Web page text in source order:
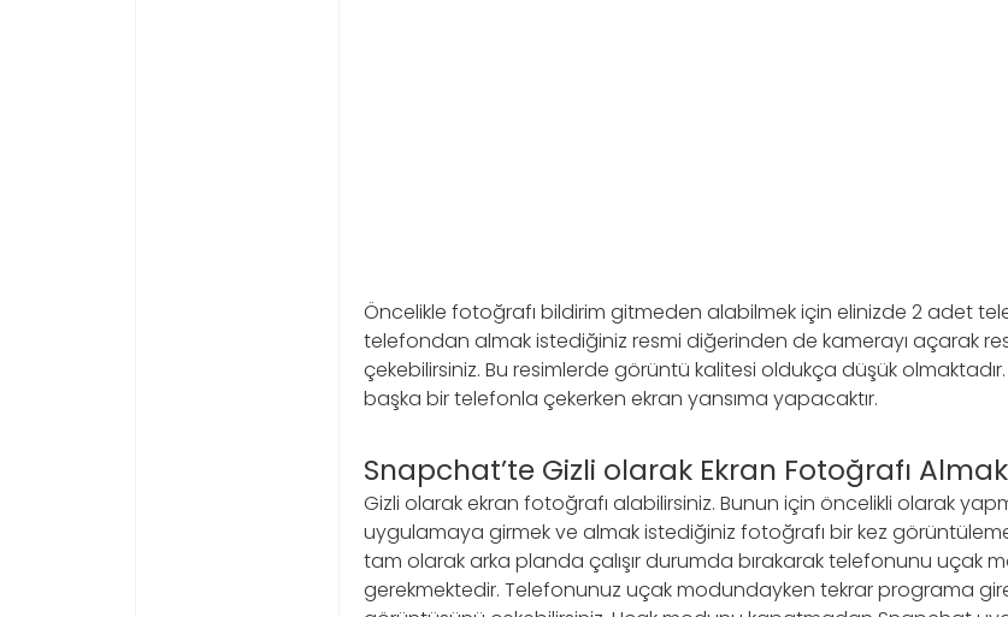
Öncelikle fotoğrafı bildirim gitmeden alabilmek için elinizde 2 adet
telefondan almak istediğiniz resmi diğerinden de kamerayı açarak
çekebilirsiniz. Bu resimlerde görüntü kalitesi oldukça düşük
başka bir telefonla çekerken ekran yansıma yapacaktır.
Snapchat’te Gizli olarak Ekran Fotoğrafı
Gizli olarak ekran fotoğrafı alabilirsiniz. Bunun için öncelikli olarak
uygulamaya girmek ve almak istediğiniz fotoğrafı bir kez
tam olarak arka planda çalışır durumda bırakarak telefonunu uçak
gerekmektedir. Telefonunuz uçak modundayken tekrar programa